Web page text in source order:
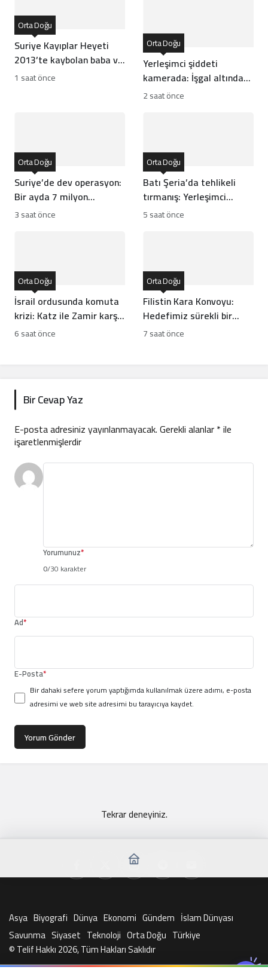
Suriye Kayıplar Heyeti
2013’te kaybolan baba ve
oğlun akıbetini açıkladı
Orta Doğu
1 saat önce
Yerleşimci şiddeti
kamerada: İşgal altındaki
Batı Şeria’da çocuğa
Orta Doğu
2 saat önce
Suriye’de dev operasyon:
Bir ayda 7 milyon
captagon ele geçirildi
Orta Doğu
3 saat önce
Batı Şeria’da tehlikeli
tırmanış: Yerleşimci
şiddetinin ardındaki
Orta Doğu
5 saat önce
İsrail ordusunda komuta
krizi: Katz ile Zamir karşı
karşıya geldi
Orta Doğu
6 saat önce
Filistin Kara Konvoyu:
Hedefimiz sürekli bir
yardım koridoru açmak
Orta Doğu
7 saat önce
Bir Cevap Yaz
E-posta adresiniz yayınlanmayacak.Gerekli alanlar*ile
işaretlenmişlerdir
Yorumunuz*
0/30 karakter
Ad*
E-Posta*
Bir dahaki sefere yorum yaptığımda kullanılmak üzere adımı, e-posta
adresimi ve web site adresimi bu tarayıcıya kaydet.
Yorum Gönder
Tekrar deneyiniz.
Asya Biyografi Dünya Ekonomi Gündem İslam Dünyası
Savunma Siyaset Teknoloji Orta Doğu Türkiye
© Telif Hakkı 2026, Tüm Hakları Saklıdır